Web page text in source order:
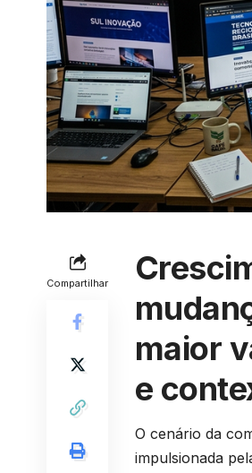
Compartilhar
maior
e
O cenário da
impulsionada